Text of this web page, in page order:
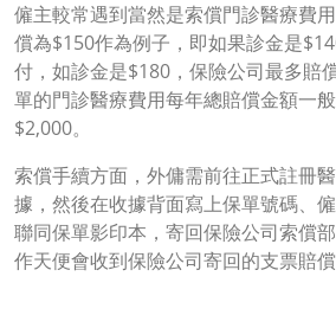
僱主較常遇到當然是索償門診醫療費
償為$150作為例子，即如果診金是
付，如診金是$180，保險公司最多賠
單的門診醫療費用每年總賠償金額一
$2,000。
索償手續方面，外傭需前往正式註冊
據，然後在收據背面寫上保單號碼、
聯同保單影印本，寄回保險公司索償
作天便會收到保險公司寄回的支票賠償